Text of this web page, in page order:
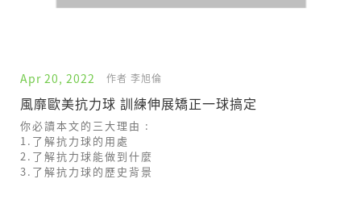
Apr 20, 2022 作者 李旭倫
風靡歐美抗力球 訓練伸展矯正一球搞定
你必讀本文的三大理由 :
1.了解抗力球的用處
2.了解抗力球能做到什麼
3.了解抗力球的歷史背景